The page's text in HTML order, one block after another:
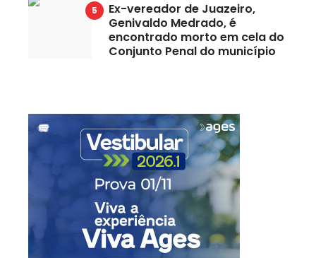
Ex-vereador de Juazeiro,
Genivaldo Medrado, é
encontrado morto em cela do
Conjunto Penal do município